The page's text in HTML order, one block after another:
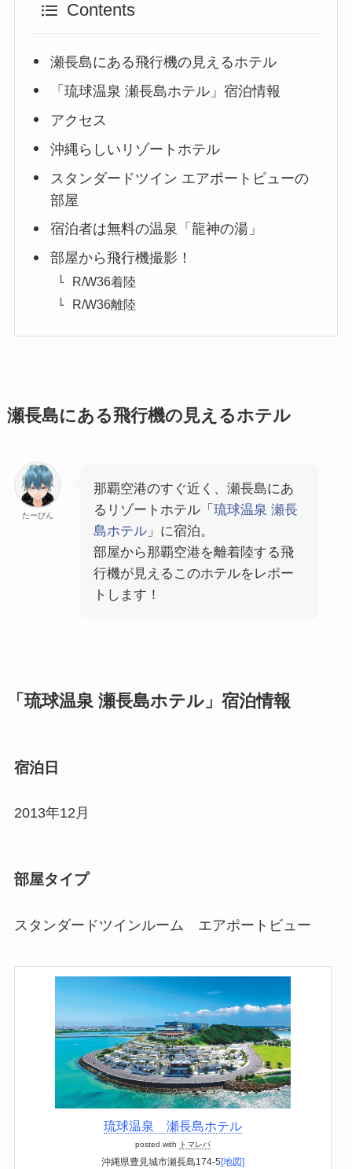
Contents
瀬長島にある飛行機の見えるホテル
「琉球温泉 瀬長島ホテル」宿泊情報
アクセス
沖縄らしいリゾートホテル
スタンダードツイン エアポートビューの
部屋
宿泊者は無料の温泉「龍神の湯」
部屋から飛行機撮影！
R/W36着陸
R/W36離陸
瀬長島にある飛行機の見えるホテル
たーびん
那覇空港のすぐ近く、瀬長島にあ
るリゾートホテル「 琉球温泉 瀬長
島ホテル」に宿泊。
部屋から那覇空港を離着陸する飛
行機が見えるこのホテルをレポー
トします！
「琉球温泉 瀬長島ホテル」宿泊情報
宿泊日
2013年12月
部屋タイプ
スタンダードツインルーム エアポートビュー
琉球温泉 瀬長島ホテル
posted with トマレバ
沖縄県豊見城市瀬長島174-5 [地図]